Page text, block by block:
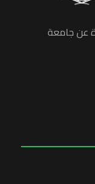
عن جامعة